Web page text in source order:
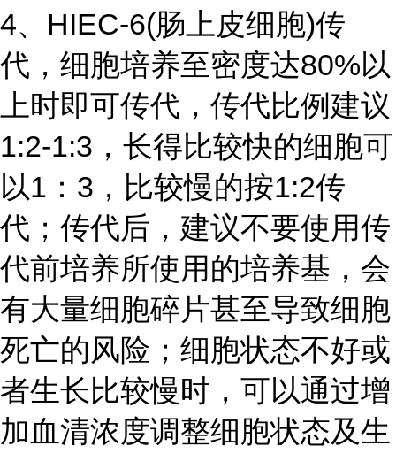
4、HIEC-6(肠上皮细胞)传
代，细胞培养至密度达80%以
上时即可传代，传代比例建议
1:2-1:3，长得比较快的细胞可
以1：3，比较慢的按1:2传
代；传代后，建议不要使用传
代前培养所使用的培养基，会
有大量细胞碎片甚至导致细胞
死亡的风险；细胞状态不好或
者生长比较慢时，可以通过增
加血清浓度调整细胞状态及生